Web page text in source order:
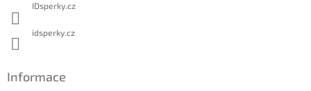
IDsperky.cz
idsperky.cz
Informace